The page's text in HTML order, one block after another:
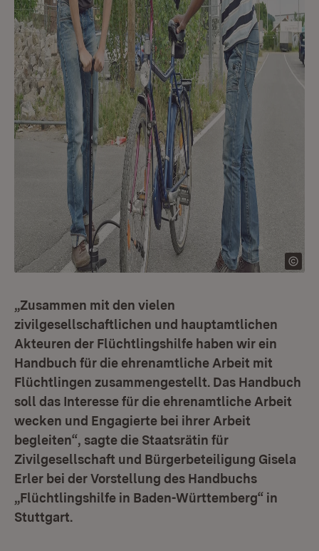
„Zusammen mit den vielen
zivilgesellschaftlichen und hauptamtlichen
Akteuren der Flüchtlingshilfe haben wir ein
Handbuch für die ehrenamtliche Arbeit mit
Flüchtlingen zusammengestellt. Das Handbuch
soll das Interesse für die ehrenamtliche Arbeit
wecken und Engagierte bei ihrer Arbeit
begleiten“, sagte die Staatsrätin für
Zivilgesellschaft und Bürgerbeteiligung Gisela
Erler bei der Vorstellung des Handbuchs
„Flüchtlingshilfe in Baden-Württemberg“ in
Stuttgart.